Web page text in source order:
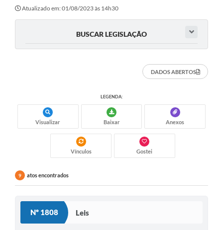
Atualizado em: 01/08/2023 às 14h30
BUSCAR LEGISLAÇÃO
DADOS ABERTOS
LEGENDA:
Visualizar Baixar Anexos
Vínculos Gostei
9 atos encontrados
Nº 1808 Leis